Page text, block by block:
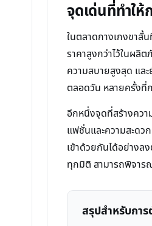
จุดเด่นที่ทำใ
ในตลาดกางเกงขาสั้
ราคาสูงกว่าไว้ในผ
ความสบายสูงสุด แล
ตลอดวัน หลายครั้งที่
อีกหนึ่งจุดที่สร้างควา
แฟชั่นและความสะดว
เข้าด้วยกันได้อย่าง
ทุกมิติ สามารถพิจาร
สรุปสำหรับกา